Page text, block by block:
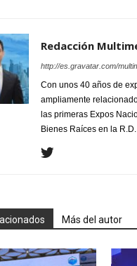
Redacción
http://es.gravatar.com/
Con unos 40 años de
ampliamente
las primeras Expos
Bienes Raíces en la R.D.
Más del autor